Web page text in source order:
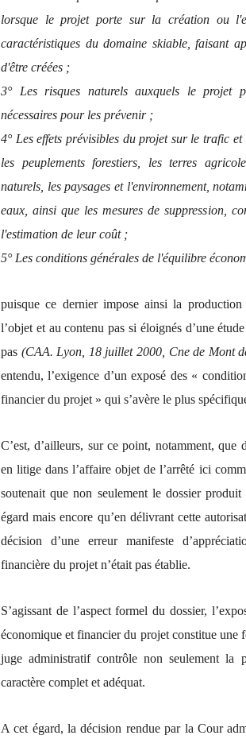
lorsque le projet porte sur la création ou
caractéristiques du domaine skiable, faisant
d'être créées ;
3° Les risques naturels auxquels le projet
nécessaires pour les prévenir ;
4° Les effets prévisibles du projet sur le trafic
les peuplements forestiers, les terres
naturels, les paysages et l'environnement,
eaux, ainsi que les mesures de suppression,
l'estimation de leur coût ;
5° Les conditions générales de l'équilibre
puisque ce dernier impose ainsi la
l’objet et au contenu pas si éloignés d’une
pas (CAA. Lyon, 18 juillet 2000, Cne de Mont
entendu, l’exigence d’un exposé des «
financier du projet » qui s’avère le plus
C’est, d’ailleurs, sur ce point, notamment, que
en litige dans l’affaire objet de l’arrêté ici
soutenait que non seulement le dossier
égard mais encore qu’en délivrant cette
décision d’une erreur manifeste
financière du projet n’était pas établie.
S’agissant de l’aspect formel du dossier,
économique et financier du projet constitue une
juge administratif contrôle non seulement la
caractère complet et adéquat.
A cet égard, la décision rendue par la Cour